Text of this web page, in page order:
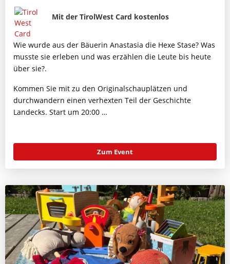
Bild
Beschreibung
Mit der TirolWest Card kostenlos
Wie wurde aus der Bäuerin Anastasia die Hexe Stase? Was
musste sie erleben und was erzählen die Leute bis heute
über sie?.
Kommen Sie mit zu den Originalschauplätzen und
durchwandern einen verhexten Teil der Geschichte
Landecks. Start um 20:00 …
Zum Event